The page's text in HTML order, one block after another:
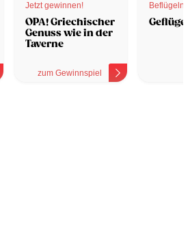
Jetzt gewinnen!
OPA! Griechischer
Genuss wie in der
Taverne
zum Gewinnspiel